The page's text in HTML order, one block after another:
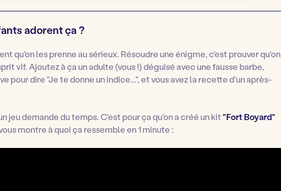
adorent ça ?
qu'on les prenne au sérieux. Résoudre une énigme, c'est prouver qu'on
vif. Ajoutez à ça un adulte (vous !) déguisé avec une fausse barbe,
pour dire "Je te donne un indice...", et vous avez la recette d'un après-
jeu demande du temps. C'est pour ça qu'on a créé un kit"Fort Boyard"
montre à quoi ça ressemble en 1 minute :